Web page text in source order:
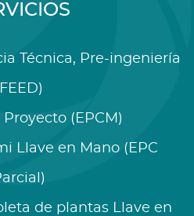
Técnica, Pre-ingeniería
(EPCM)
Llave en Mano (EPC
de plantas Llave en